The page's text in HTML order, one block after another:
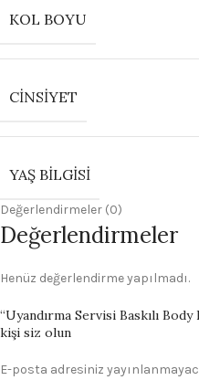
KOL BOYU
CINSIYET
YAŞ BILGISI
Değerlendirmeler (0)
Değerlendirmeler
Henüz değerlendirme yapılmadı.
“Uyandırma Servisi Baskılı
kişi siz olun
E-posta adresiniz